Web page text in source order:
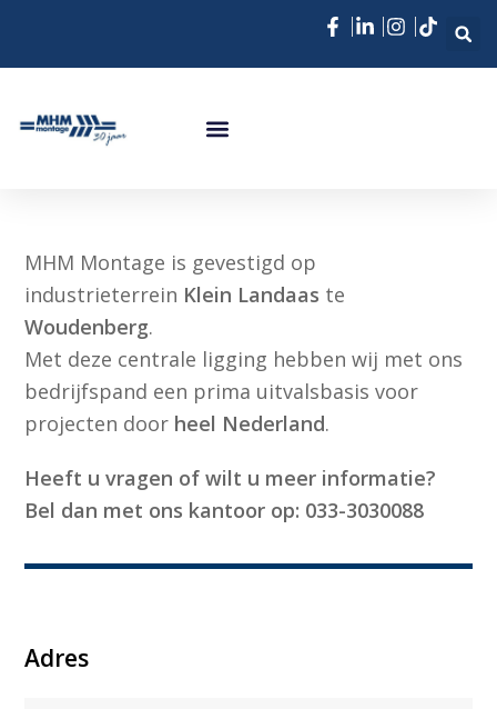
MHM Montage is gevestigd op
industrieterrein Klein Landaas te
Woudenberg.
Met deze centrale ligging hebben wij met ons
bedrijfspand een prima uitvalsbasis voor
projecten door heel Nederland.
Heeft u vragen of wilt u meer informatie?
Bel dan met ons kantoor op: 033-3030088
Adres